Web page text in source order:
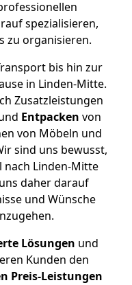
spezialisieren,
zu organisieren.
bis hin zur
in Linden-Mitte.
Zusatzleistungen
Entpacken von
von Möbeln und
sind uns bewusst,
nach Linden-Mitte
daher darauf
und Wünsche
Lösungen und
Kunden den
Preis-Leistungen